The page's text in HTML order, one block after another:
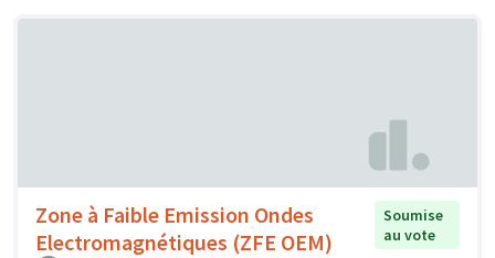
Zone à Faible Emission Ondes
Electromagnétiques (ZFE OEM)
Soumise
au vote